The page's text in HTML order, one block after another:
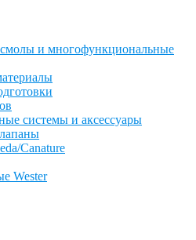
и многофункциональные
системы и аксессуары
Canature
Wester